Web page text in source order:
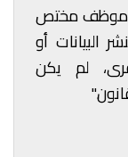
موظف مختص
البيانات أو
لم يكن